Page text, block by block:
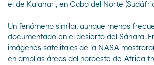
el de Kalahari , en Cabo del Norte
Un fenómeno similar, aunque menos
documentado en el desierto del Sáhara.
imágenes satelitales de la NASA
en amplias áreas del noroeste de África